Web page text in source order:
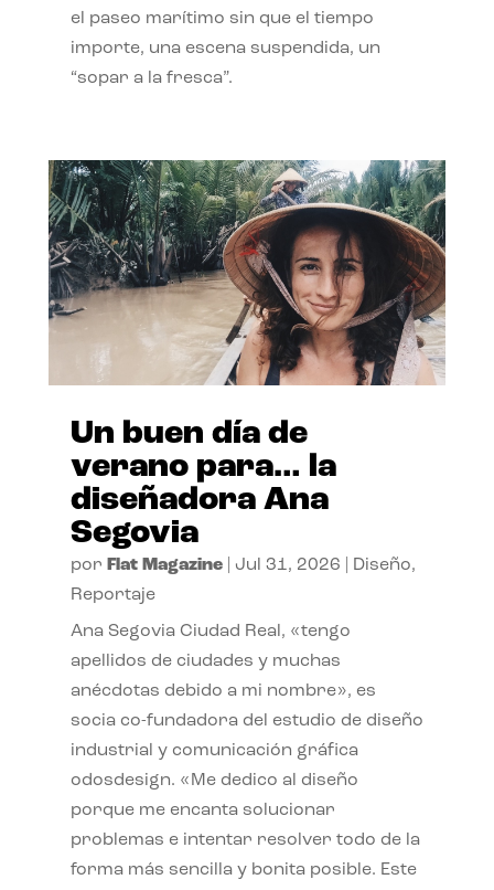
el paseo marítimo sin que el tiempo
importe, una escena suspendida, un
“sopar a la fresca”.
Un buen día de
verano para… la
diseñadora Ana
Segovia
por Flat Magazine| Jul 31, 2026 Diseño,
Reportaje
Ana Segovia Ciudad Real, «tengo
apellidos de ciudades y muchas
anécdotas debido a mi nombre», es
socia co-fundadora del estudio de diseño
industrial y comunicación gráfica
odosdesign. «Me dedico al diseño
porque me encanta solucionar
problemas e intentar resolver todo de la
forma más sencilla y bonita posible. Este